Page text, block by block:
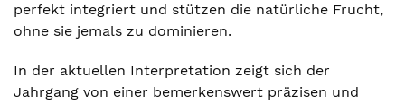
perfekt integriert und stützen die natürliche Frucht,
ohne sie jemals zu dominieren.
In der aktuellen Interpretation zeigt sich der
Jahrgang von einer bemerkenswert präzisen und